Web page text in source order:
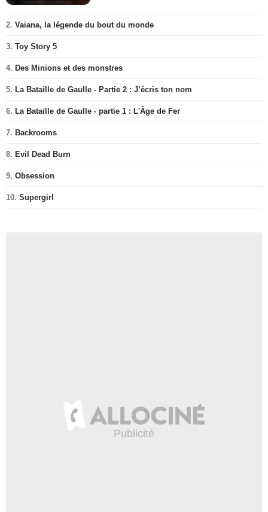
2. Vaiana, la légende du bout du monde
3. Toy Story 5
4. Des Minions et des monstres
5. La Bataille de Gaulle - Partie 2 : J’écris ton nom
6. La Bataille de Gaulle - partie 1 : L'Âge de Fer
7. Backrooms
8. Evil Dead Burn
9. Obsession
10. Supergirl